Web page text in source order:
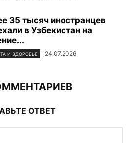
35 тысяч иностранцев
в Узбекистан на
И ЗДОРОВЬЕ 24.07.2026
ОТВЕТ